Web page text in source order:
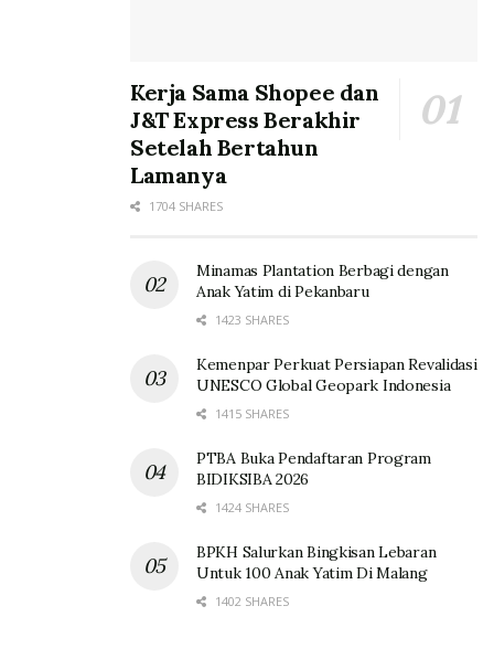
Kerja Sama Shopee dan
J&T Express Berakhir
Setelah Bertahun
Lamanya
1704 SHARES
Minamas Plantation Berbagi dengan
Anak Yatim di Pekanbaru
1423 SHARES
Kemenpar Perkuat Persiapan Revalidasi
UNESCO Global Geopark Indonesia
1415 SHARES
PTBA Buka Pendaftaran Program
BIDIKSIBA 2026
1424 SHARES
BPKH Salurkan Bingkisan Lebaran
Untuk 100 Anak Yatim Di Malang
1402 SHARES